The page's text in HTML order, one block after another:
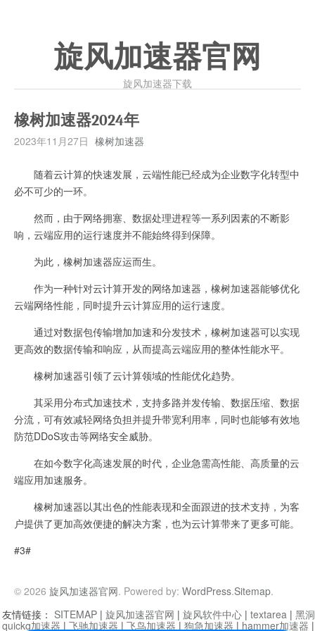
旋风加速器官网
旋风加速器下载
橡树加速器2024年
2023年11月27日 橡树加速器
随着云计算的快速发展，云端性能已经成为企业数字化转型中
必不可少的一环。
然而，由于网络拥塞、数据处理进程等一系列因素的不断影
响，云端应用的运行速度并不能始终得到保障。
为此，橡树加速器应运而生。
作为一种针对云计算开发的网络加速器，橡树加速器能够优化
云端网络性能，同时提升云计算应用的运行速度。
通过对数据包传输增加加速和分发技术，橡树加速器可以实现
更高效的数据传输和响应，从而提高云端应用的整体性能水平。
橡树加速器引领了云计算领域的性能优化趋势。
其采用分布式加速技术，支持多路并发传输、数据压缩、数据
分流，可有效减轻网络负担并提升带宽利用率，同时也能够有效地
防范DDoS攻击等网络安全威胁。
在如今数字化高速发展的时代，企业急需高性能、高质量的云
端应用加速服务。
橡树加速器以其出色的性能表现和全面跟进的技术支持，为客
户提供了更加高效便捷的解决方案，也为云计算带来了更多可能。
#3#
© 2026 旋风加速器官网. Powered by: WordPress.Sitemap.
友情链接： SITEMAP | 旋风加速器官网 | 旋风软件中心 | textarea | 黑
quickq加速器 | 飞驰加速器 | 飞鸟加速器 | 狗急加速器 | hammer加速器